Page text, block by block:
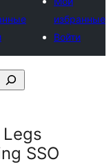
избранные
Войти
SSO